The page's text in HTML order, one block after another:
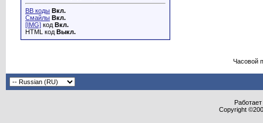
BB коды Вкл.
Смайлы Вкл.
[IMG] код Вкл.
HTML код Выкл.
Часовой
Copyright